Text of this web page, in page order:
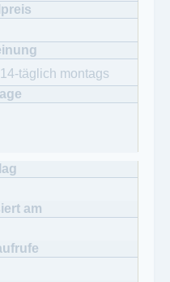
14-täglich montags